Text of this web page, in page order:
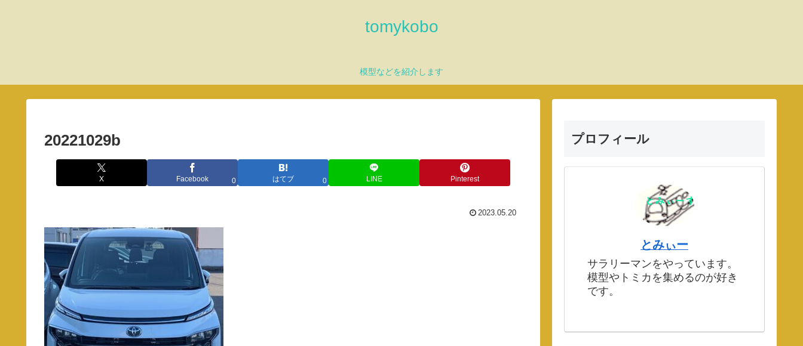
tomykobo
模型などを紹介します
20221029b
X Facebook 0 はてブ 0 LINE Pinterest
2023.05.20
プロフィール
とみぃー
サラリーマンをやっています。
模型やトミカを集めるのが好き
です。